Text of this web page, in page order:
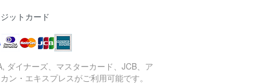
ットカード
ダイナーズ、マスターカード、JCB、ア
ン・エキスプレスがご利用可能です。